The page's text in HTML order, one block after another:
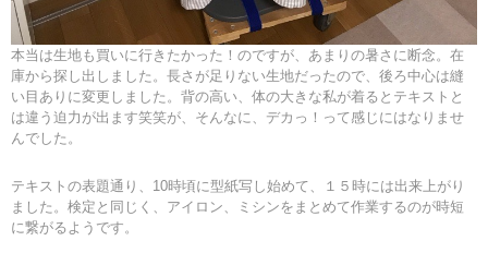
本当は生地も買いに行きたかった！のですが、あまりの暑さに断念。在
庫から探し出しました。長さが足りない生地だったので、後ろ中心は縫
い目ありに変更しました。背の高い、体の大きな私が着るとテキストと
は違う迫力が出ます笑笑が、そんなに、デカっ！って感じにはなりませ
んでした。
テキストの表題通り、10時頃に型紙写し始めて、１５時には出来上がり
ました。検定と同じく、アイロン、ミシンをまとめて作業するのが時短
に繋がるようです。